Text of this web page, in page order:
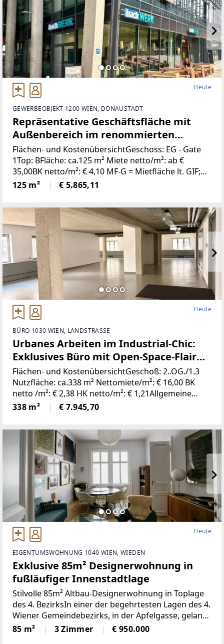
Heute
GEWERBEOBJEKT 1200 WIEN, DONAUSTADT
Repräsentative Geschäftsfläche mit
Außenbereich im renommierten
RIVERGATE
Flächen- und KostenübersichtGeschoss: EG - Gate
1Top: BFläche: ca.125 m² Miete netto/m²: ab €
35,00BK netto/m²: € 4,10 MF‐G = Mietfläche lt. GIF;
Shop oder Schauraum, Gastronomie light!
Allgemeine
125 m² € 5.865,11
Heute
BÜRO 1030 WIEN, LANDSTRASSE
Urbanes Arbeiten im Industrial-Chic:
Exklusives Büro mit Open-Space-Flair
und Innenhof-Balkon
Flächen- und KostenübersichtGeschoß: 2..OG./1.3
Nutzfläche: ca.338 m² Nettomiete/m²: € 16,00 BK
netto /m²: € 2,38 HK netto/m²: € 1,21Allgemeine
ObjektbeschreibungSuchen Sie eine
Arbeitsumgebung,
338 m² € 7.945,70
Heute
EIGENTUMSWOHNUNG 1040 WIEN, WIEDEN
Exklusive 85m² Designerwohnung in
fußläufiger Innenstadtlage
Stilvolle 85m² Altbau-Designerwohnung in Toplage
des 4. BezirksIn einer der begehrtesten Lagen des 4.
Wiener Gemeindebezirks, in der Apfelgasse, gelangt
diese elegante Altbauwohnung mit rund 85m²
Wohnfläche zum Verkauf. Die
85 m² 3 Zimmer € 950.000